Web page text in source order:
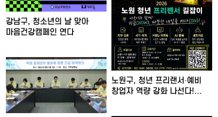
강남구, 청소년의 날 맞아
마음건강캠페인 연다
노원구, 청년 프리랜서·예비
창업자 역량 강화 나선다!…